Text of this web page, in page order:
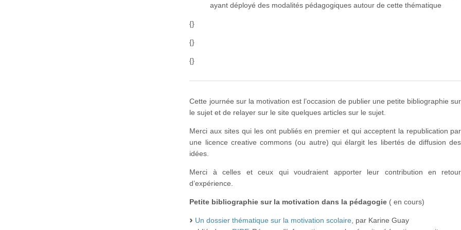
ayant déployé des modalités pédagogiques autour de cette thématique
{}
{}
{}
Cette journée sur la motivation est l’occasion de publier une petite bibliographie sur
le sujet et de relayer sur le site quelques articles sur le sujet.
Merci aux sites qui les ont publiés en premier et qui acceptent la republication par
une licence creative commons (ou autre) qui élargit les libertés de diffusion des
idées.
Merci à celles et ceux qui voudraient apporter leur contribution en retour
d’expérience.
Petite bibliographie sur la motivation dans la pédagogie ( en cours)
Un dossier thématique sur la motivation scolaire , par Karine Guay